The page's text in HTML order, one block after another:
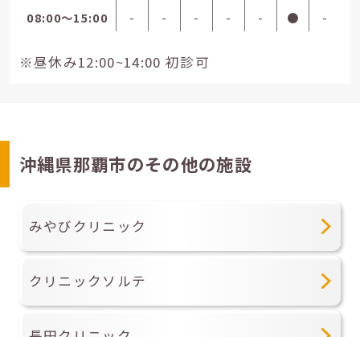
08:00〜15:00
- - - - - ● -
※昼休み12:00~14:00 初診可
沖縄県那覇市のその他の施設
みやびクリニック
クリニックソルテ